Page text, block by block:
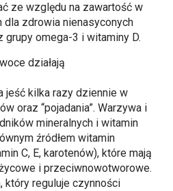
ze względu na zawartość w
zdrowia nienasyconych
grupy omega-3 i witaminy D.
działają
jeść kilka razy dziennie w
oraz “pojadania”. Warzywa i
mineralnych i witamin
źródłem witamin
C, E, karotenów), które mają
i przeciwnowotworowe.
który reguluje czynności